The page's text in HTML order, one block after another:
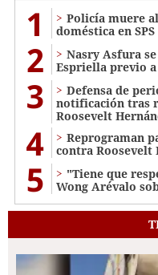
1
Policía muere
doméstica en SPS
2
Nasry Asfura
Espriella previo
3
Defensa de
notificación tras
Roosevelt
4
Reprograman
contra Roosevelt
5
"Tiene que
Wong Arévalo